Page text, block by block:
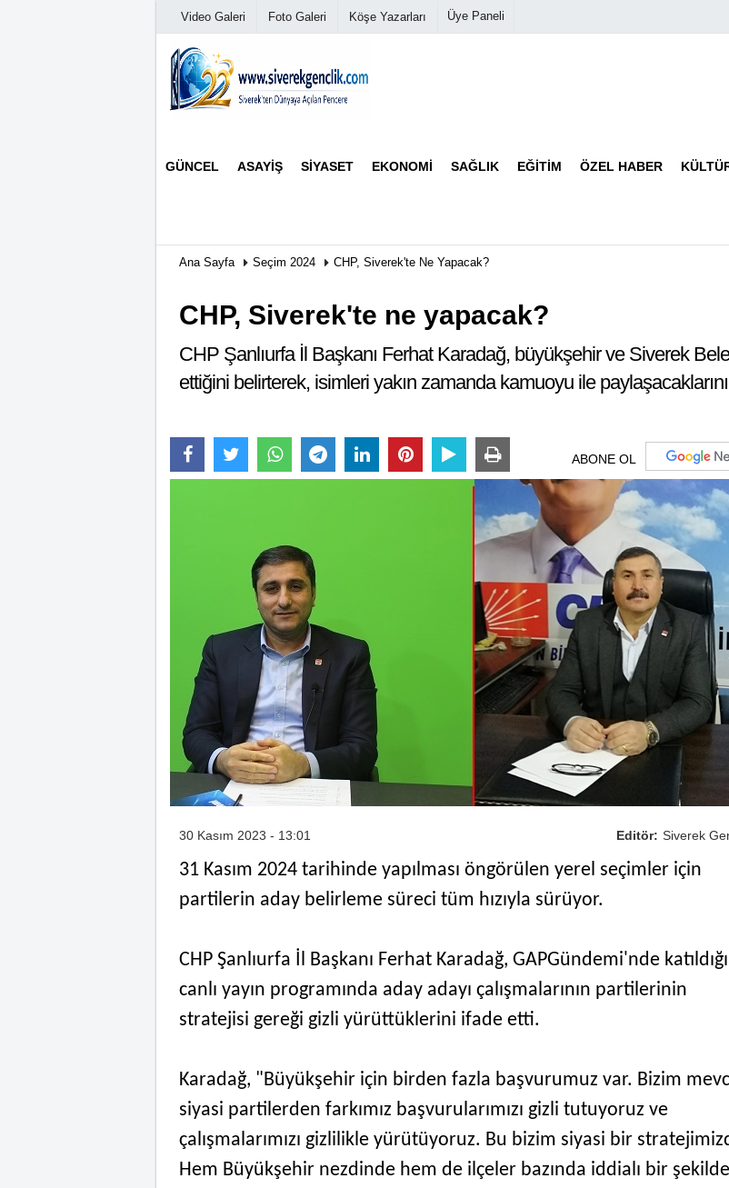
Video Galeri Foto Galeri Köşe Yazarları Üye Paneli
GÜNCEL ASAYIŞ SIYASET EKONOMI SAĞLIK EĞITIM ÖZEL HABER
Haber Arşivi
Video Galeri
Ana Sayfa Seçim 2024 CHP, Siverek'te Ne Yapacak?
CHP, Siverek'te ne yapacak?
CHP Şanlıurfa İl Başkanı Ferhat Karadağ, büyükşehir ve Siverek
ettiğini belirterek, isimleri yakın zamanda kamuoyu ile
ABONE OL
Editör: Siverek
30 Kasım 2023 - 13:01
31 Kasım 2024 tarihinde yapılması öngörülen yerel seçimler için
partilerin aday belirleme süreci tüm hızıyla sürüyor.
CHP Şanlıurfa İl Başkanı Ferhat Karadağ, GAPGündemi'nde katıldığı
canlı yayın programında aday adayı çalışmalarının partilerinin
stratejisi gereği gizli yürüttüklerini ifade etti.
Karadağ, "Büyükşehir için birden fazla başvurumuz var. Bizim
siyasi partilerden farkımız başvurularımızı gizli tutuyoruz ve
çalışmalarımızı gizlilikle yürütüyoruz. Bu bizim siyasi bir
Hem Büyükşehir nezdinde hem de ilçeler bazında iddialı bir şekilde